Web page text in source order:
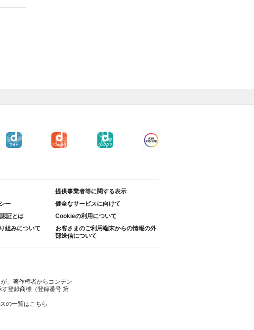
提供事業者等に関する表示
ー
健全なサービスに向けて
証とは
Cookieの利用について
組みについて
お客さまのご利用端末からの情報の外
部送信について
、著作権者からコンテン
登録商標（登録番号 第
の一覧はこちら